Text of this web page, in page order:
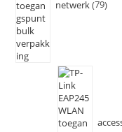
netwerk 79